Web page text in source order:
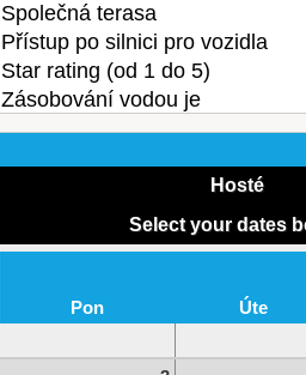
Společná terasa
Přístup po silnici pro vozidla
Star rating (od 1 do 5)
Zásobování vodou je
Hosté
Select your dates
Pon Úte